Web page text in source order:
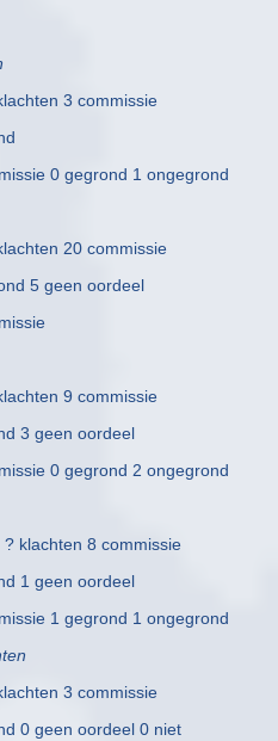
3 commissie
0 gegrond 1 ongegrond
20 commissie
5 geen oordeel
9 commissie
3 geen oordeel
0 gegrond 2 ongegrond
klachten 8 commissie
1 geen oordeel
1 gegrond 1 ongegrond
3 commissie
0 geen oordeel 0 niet